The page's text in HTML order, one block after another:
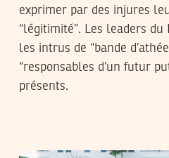
exprimer par des injures
“légitimité”. Les leaders
les intrus de “bande
“responsables d’un futur
présents.